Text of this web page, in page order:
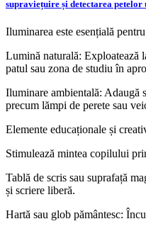
supraviețuire și detectarea petelor
Iluminarea este esențială
Lumină naturală: Exploatează
patul sau zona de studiu în
Iluminare ambientală: Adaugă
precum lămpi de perete sau
Elemente educaționale și
Stimulează mintea copilului
Tablă de scris sau suprafață
și scriere liberă.
Hartă sau glob pământesc: